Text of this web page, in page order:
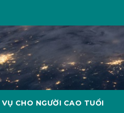
VỤ CHO NGƯỜI CAO TUỔI